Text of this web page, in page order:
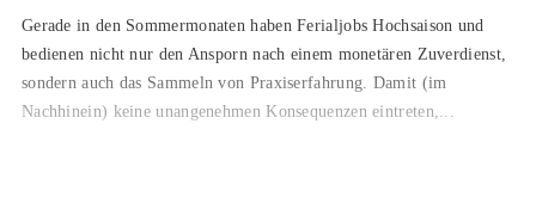
Gerade in den Sommermonaten haben Ferialjobs Hochsaison und
bedienen nicht nur den Ansporn nach einem monetären Zuverdienst,
sondern auch das Sammeln von Praxiserfahrung. Damit (im
Nachhinein) keine unangenehmen Konsequenzen eintreten,...